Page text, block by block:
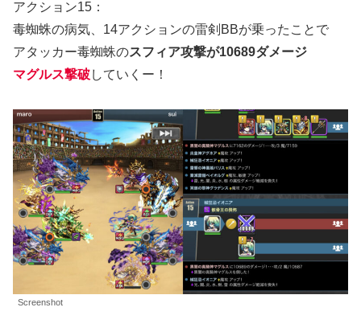
アクション15：
毒蜘蛛の病気、14アクションの雷剣BBが乗ったことで
アタッカー毒蜘蛛のスフィア攻撃が10689ダメージ
マグルス撃破していくー！
Screenshot